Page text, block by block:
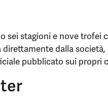
sei stagioni e nove trofei
direttamente dalla
pubblicato sui propri